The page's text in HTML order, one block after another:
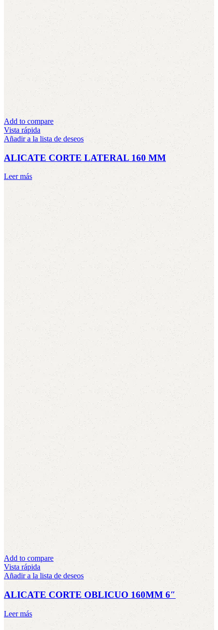
Add to compare
Vista rápida
Añadir a la lista de deseos
ALICATE CORTE LATERAL 160 MM
Leer más
Add to compare
Vista rápida
Añadir a la lista de deseos
ALICATE CORTE OBLICUO 160MM 6″
Leer más